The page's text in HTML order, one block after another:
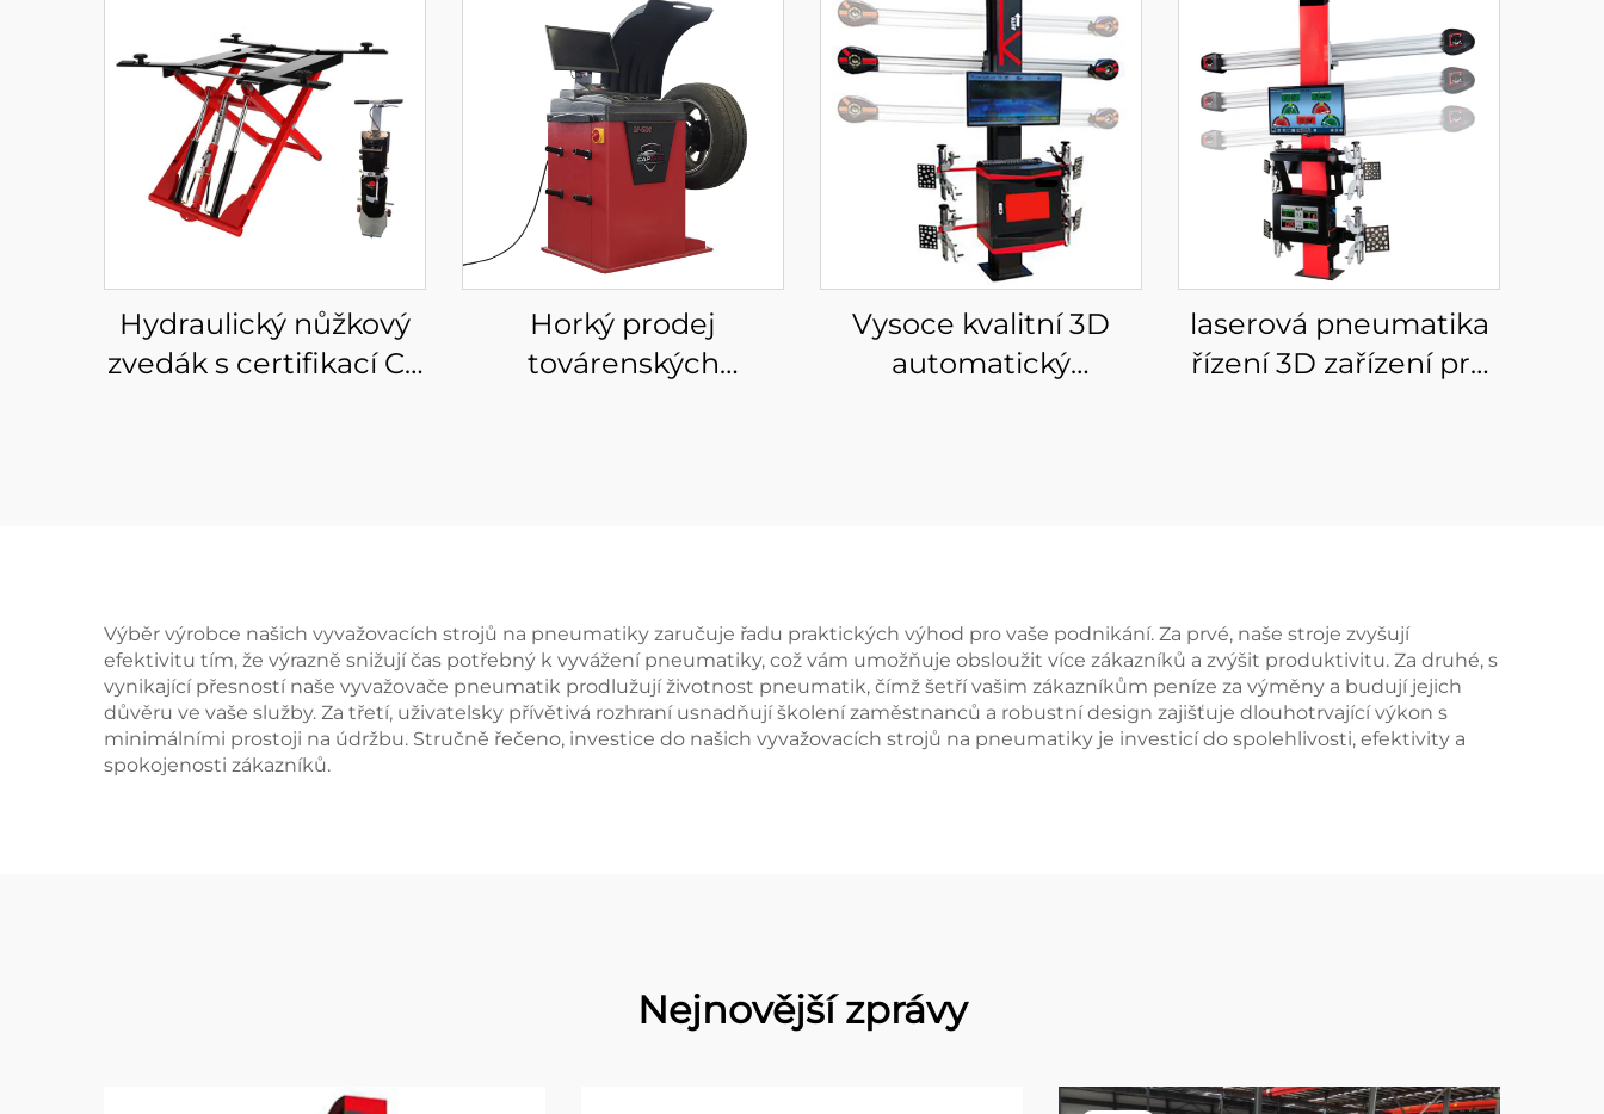
Hydraulický nůžkový
zvedák s certifikací CE
Horký prodej
továrenských
Vysoce kvalitní 3D
automatický
laserová pneumatika
řízení 3D zařízení pro
Výběr výrobce našich vyvažovacích strojů na pneumatiky zaručuje řadu praktických výhod pro vaše podnikání. Za prvé, naše stroje zvyšují
efektivitu tím, že výrazně snižují čas potřebný k vyvážení pneumatiky, což vám umožňuje obsloužit více zákazníků a zvýšit produktivitu. Za druhé, s
vynikající přesností naše vyvažovače pneumatik prodlužují životnost pneumatik, čímž šetří vašim zákazníkům peníze za výměny a budují jejich
důvěru ve vaše služby. Za třetí, uživatelsky přívětivá rozhraní usnadňují školení zaměstnanců a robustní design zajišťuje dlouhotrvající výkon s
minimálními prostoji na údržbu. Stručně řečeno, investice do našich vyvažovacích strojů na pneumatiky je investicí do spolehlivosti, efektivity a
spokojenosti zákazníků.
Nejnovější zprávy